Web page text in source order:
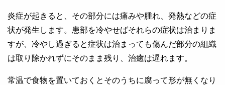
炎症が起きると、その部分には痛みや腫れ、発熱などの症
状が発生します。患部を冷やせばそれらの症状は治まりま
すが、冷やし過ぎると症状は治まっても傷んだ部分の組織
は取り除かれずにそのまま残り、治癒は遅れます。
常温で食物を置いておくとそのうちに腐って形が無くなり